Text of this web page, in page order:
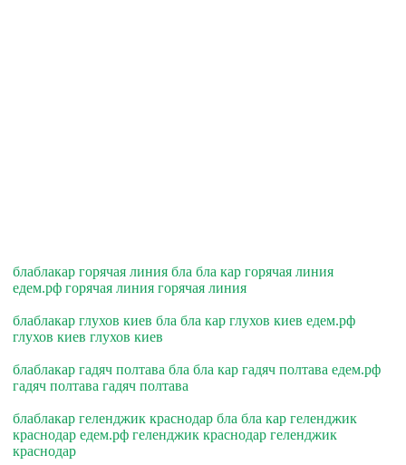
блаблакар горячая линия бла бла кар горячая линия
едем.рф горячая линия горячая линия
блаблакар глухов киев бла бла кар глухов киев едем.рф
глухов киев глухов киев
блаблакар гадяч полтава бла бла кар гадяч полтава едем.рф
гадяч полтава гадяч полтава
блаблакар геленджик краснодар бла бла кар геленджик
краснодар едем.рф геленджик краснодар геленджик
краснодар